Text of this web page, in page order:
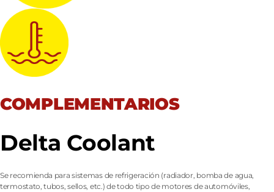
COMPLEMENTARIOS
Delta Coolant
Se recomienda para sistemas de refrigeración (radiador, bomba de agua,
termostato, tubos, sellos, etc.) de todo tipo de motores de automóviles,